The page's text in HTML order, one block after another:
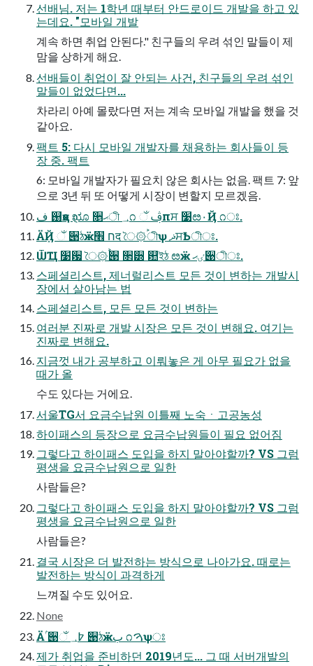
선배님. 저는 1학년 때부터 안드로이드 개발을 하고 있
는데요. "모바일 개발
계속 하면 취업 안된다." 친구들의 우려 섞인 말들이 제
맘을 상하게 해요.
선배들이 취업이 잘 안되는 사건, 친구들의 우려 섞인
말들이 없었다면...
차라리 아예 몰랐다면 저는 계속 모바일 개발을 했을 것
같아요.
팩트 5: 다시 모바일 개발자를 채용하는 회사들이 등
장 중. 팩트
6: 모바일 개발자가 필요치 않은 회사는 없음. 팩트 7: 앞
으로 3년 뒤 또 어떻게 시장이 변할지 모르겠음.
ف ஘ҳо ݈ೠ ૕ޙী ؀೧ ઁ ࢤпਸ ׹ೞ۰Ҋ ೧ਃ.
ӒܻҊ ઁ ੉ঠӝח ׮द ৈ۞࠙ীѱ ޛਸѢীਃ.
ѾҴ ׹਷ ৈ۞࠙੉ ૒੽ ଺ইঠ ೞӝ ٸޙ੉ীਃ.
스페셜리스트, 제너럴리스트 모든 것이 변하는 개발시
장에서 살아남는 법
스페셜리스트, 모든 모든 것이 변하는
여러분 진짜로 개발 시장은 모든 것이 변해요. 여기는
진짜로 변해요.
지금껏 내가 공부하고 이뤄놓은 게 아무 필요가 없을
때가 올
수도 있다는 거에요.
서울TG서 요금수납원 이틀째 노숙ㆍ고공농성
하이패스의 등장으로 요금수납원들이 필요 없어짐
그렇다고 하이패스 도입을 하지 말아야할까? VS 그럼
평생을 요금수납원으로 일한
사람들은?
그렇다고 하이패스 도입을 하지 말아야할까? VS 그럼
평생을 요금수납원으로 일한
사람들은?
결국 시장은 더 발전하는 방식으로 나아가요. 때로는
발전하는 방식이 과격하게
느껴질 수도 있어요.
None
Ӓۢ ੉ઁ ߈؀ ੉ঠӝب ೧ࠅѱਃ
제가 취업을 준비하던 2019년도... 그 때 서버개발의